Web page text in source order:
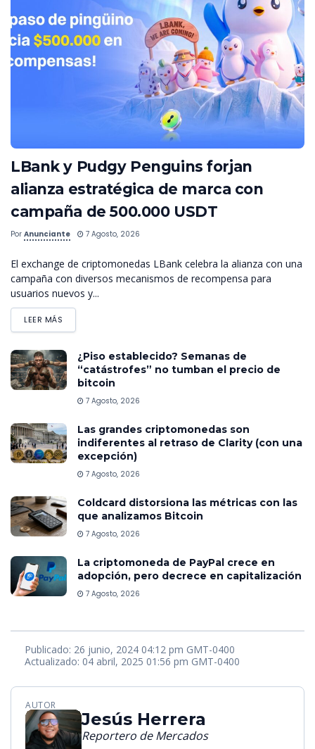
LBank y Pudgy Penguins forjan
alianza estratégica de marca con
campaña de 500.000 USDT
Por Anunciante 7 Agosto, 2026
El exchange de criptomonedas LBank celebra la alianza con una
campaña con diversos mecanismos de recompensa para
usuarios nuevos y...
LEER MÁS
¿Piso establecido? Semanas de
“catástrofes” no tumban el precio de
bitcoin
7 Agosto, 2026
Las grandes criptomonedas son
indiferentes al retraso de Clarity (con una
excepción)
7 Agosto, 2026
Coldcard distorsiona las métricas con las
que analizamos Bitcoin
7 Agosto, 2026
La criptomoneda de PayPal crece en
adopción, pero decrece en capitalización
7 Agosto, 2026
Publicado: 26 junio, 2024 04:12 pm GMT-0400
Actualizado: 04 abril, 2025 01:56 pm GMT-0400
AUTOR
Jesús Herrera
Reportero de Mercados